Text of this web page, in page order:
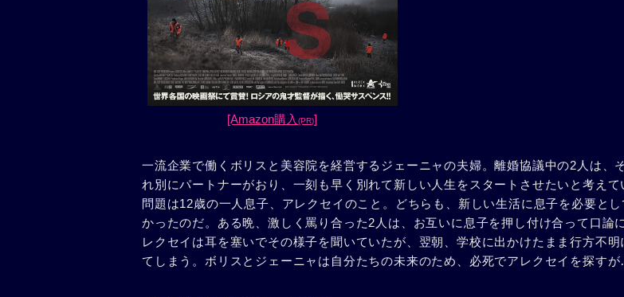
[Amazon購入(PR)]
一流企業で働くボリスと美容院を経営するジェーニャの夫婦。離婚協議中の2人は、
れ別にパートナーがおり、一刻も早く別れて新しい人生をスタートさせたいと考えて
問題は12歳の一人息子、アレクセイのこと。どちらも、新しい生活に息子を必要とし
かったのだ。ある晩、激しく罵り合った2人は、お互いに息子を押し付け合って口論
レクセイは耳を塞いでその様子を聞いていたが、翌朝、学校に出かけたまま行方不明
てしまう。ボリスとジェーニャは自分たちの未来のため、必死でアレクセイを探す